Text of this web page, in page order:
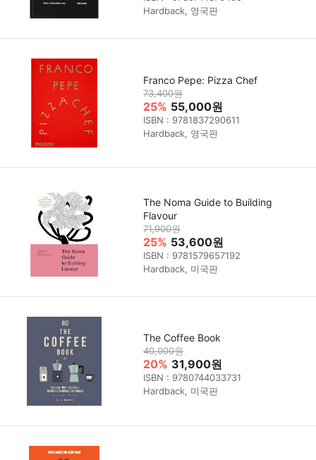
Hardback, 영국판
Franco Pepe: Pizza Chef
73,400원
25% 55,000원
ISBN : 9781837290611
Hardback, 영국판
The Noma Guide to Building
Flavour
71,900원
25% 53,600원
ISBN : 9781579657192
Hardback, 미국판
The Coffee Book
40,000원
20% 31,900원
ISBN : 9780744033731
Hardback, 미국판